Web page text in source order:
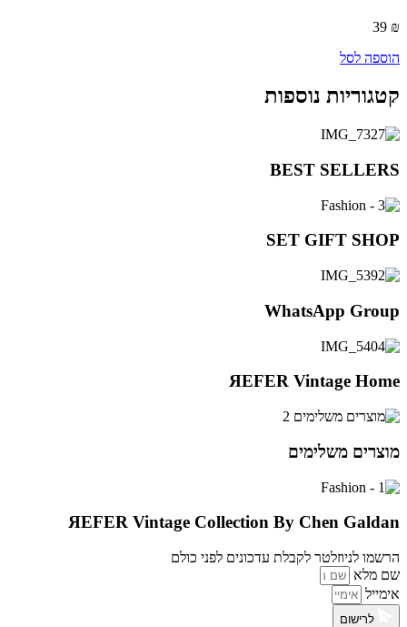
39 ₪
הוספה לסל
קטגוריות נוספות
BEST SELLERS
SET GIFT SHOP
WhatsApp Group
ЯEFER Vintage Home
מוצרים משלימים
ЯEFER Vintage Collection By Chen Galdan
הרשמו לניוזלטר לקבלת עדכונים לפני כולם
שם מלא
אימייל
לרישום